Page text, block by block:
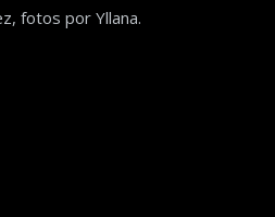
fotos por Yllana.